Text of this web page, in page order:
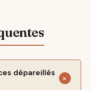
dépareillés